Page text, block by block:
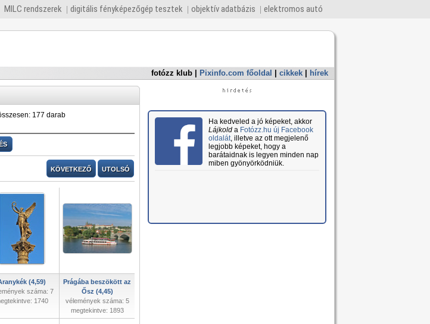
MILC rendszerek digitális fényképezőgép tesztek objektív adatbázis elektromos autó
fotózz klub Pixinfo.com főoldal cikkek hírek
177 darab
KÖVETKEZŐ UTOLSÓ
(4,59)
száma: 7
1740
Prágába beszökött az
Ősz (4,45)
vélemények száma: 5
megtekintve: 1893
Ha kedveled a jó képeket, akkor
Lájkolda Fotózz.hu új Facebook
oldalát, illetve az ott megjelenő
legjobb képeket, hogy a
barátaidnak is legyen minden nap
miben gyönyörködniük.